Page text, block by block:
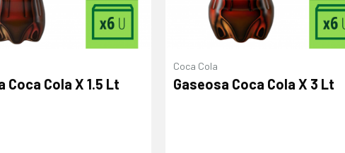
Coca Cola X 1.5 Lt
Coca Cola
Gaseosa Coca Cola X 3 Lt